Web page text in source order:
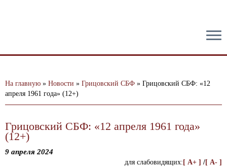
На главную » Новости » Грицовский СБФ » Грицовский СБФ: «12
апреля 1961 года» (12+)
Грицовский СБФ: «12 апреля 1961 года»
(12+)
9 апреля 2024
для слабовидящих: [ A+ ] /[ A- ]